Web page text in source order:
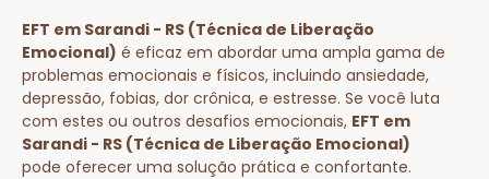
EFT em Sarandi - RS (Técnica de Liberação
Emocional) é eficaz em abordar uma ampla gama de
problemas emocionais e físicos, incluindo ansiedade,
depressão, fobias, dor crônica, e estresse. Se você luta
com estes ou outros desafios emocionais, EFT em
Sarandi - RS (Técnica de Liberação Emocional)
pode oferecer uma solução prática e confortante.